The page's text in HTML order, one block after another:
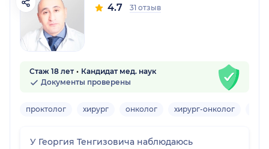
4.7 31 отзыв
Стаж 18 лет
Кандидат мед. наук
Документы проверены
проктолог хирург онколог хирург-онколог
У Георгия Тенгизовича наблюдаюсь